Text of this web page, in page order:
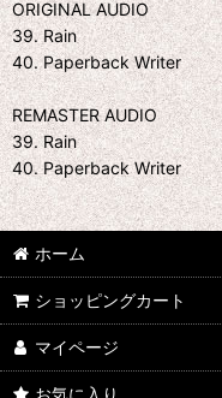
ORIGINAL AUDIO
39. Rain
40. Paperback Writer
REMASTER AUDIO
39. Rain
40. Paperback Writer
ホーム
ショッピングカート
マイページ
お気に入り